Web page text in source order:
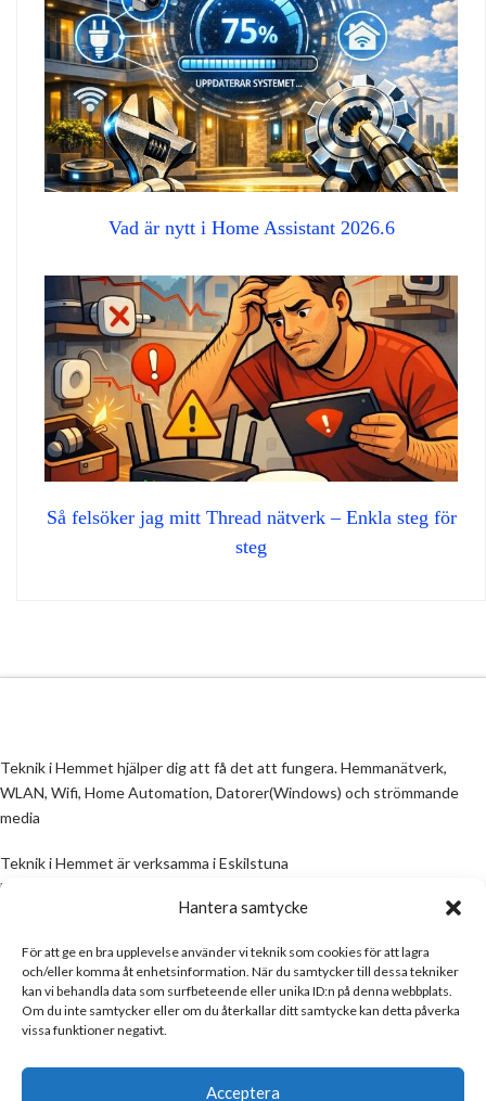
Hantera samtycke
För att ge en bra upplevelse använder vi teknik som cookies för att lagra
och/eller komma åt enhetsinformation. När du samtycker till dessa tekniker
kan vi behandla data som surfbeteende eller unika ID:n på denna webbplats.
Om du inte samtycker eller om du återkallar ditt samtycke kan detta påverka
vissa funktioner negativt.
Acceptera
Vad är nytt i Home Assistant 2026.6
Så felsöker jag mitt Thread nätverk – Enkla steg för
steg
Teknik i Hemmet hjälper dig att få det att fungera. Hemmanätverk,
WLAN, Wifi, Home Automation, Datorer(Windows) och strömmande
media
Teknik i Hemmet är verksamma i Eskilstuna
Email:
All information på denna sida skall ses som en guide, inte en manual. Om
information på sidan inte stämmer och/eller är felaktig, skicka gärna ett
mail